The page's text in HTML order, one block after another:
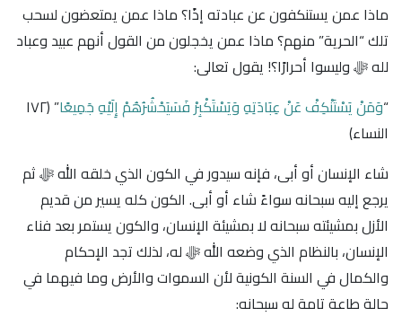
ماذا عمن يستنكفون عن عبادته إذًا؟ ماذا عمن يمتعضون لسحب
تلك “الحرية” منهم؟ ماذا عمن يخجلون من القول أنهم عبيد وعباد
لله ﷻ وليسوا أحرارًا؟! يقول تعالى:
“وَمَنْ يَسْتَنْكِفْ عَنْ عِبَادَتِهِ وَيَسْتَكْبِرْ فَسَيَحْشُرُهُمْ إِلَيْهِ جَمِيعًا ” ﴿١٧٢
النساء﴾
شاء الإنسان أو أبى، فإنه سيدور في الكون الذي خلقه الله ﷻ ثم
يرجع إليه سبحانه سواءً شاء أو أبى. الكون كله يسير من قديم
الأزل بمشيئته سبحانه لا بمشيئة الإنسان، والكون يستمر بعد فناء
الإنسان، بالنظام الذي وضعه الله ﷻ له، لذلك تجد الإحكام
والكمال في السنة الكونية لأن السموات والأرض وما فيهما في
حالة طاعة تامة له سبحانه: